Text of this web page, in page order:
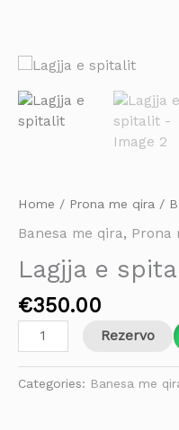
Home / Prona me qira /
Banesa me qira, Prona
Lagjja e
€350.00
Lagjja
spitalit
quantity
Rezervo
Categories: Banesa me